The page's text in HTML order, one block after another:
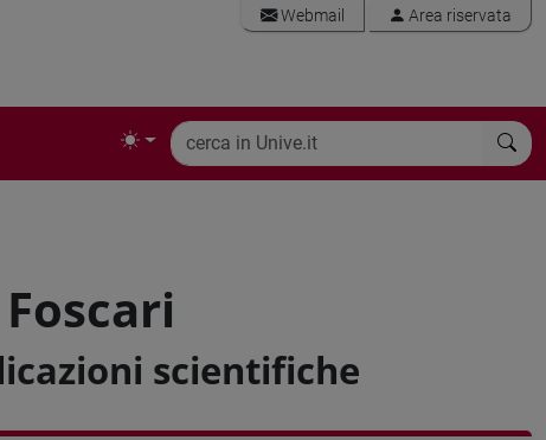
Webmail Area riservata
scientifiche